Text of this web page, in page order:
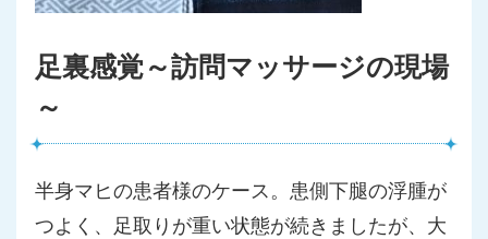
足裏感覚～訪問マッサージの現場
～
半身マヒの患者様のケース。患側下腿の浮腫が
つよく、足取りが重い状態が続きましたが、大